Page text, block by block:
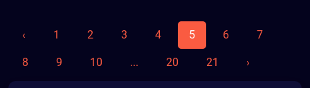
‹ 1 2 3 4 5 6 7
8 9 10 ... 20 21 ›